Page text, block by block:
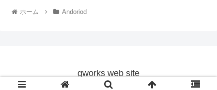
ホーム Andoriod
gworks web site
© 2009 gworks web site.